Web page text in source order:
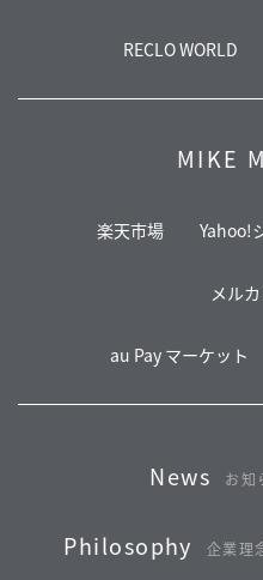
RECLO WORLD
MIKE
楽天市場 Yahoo!
メル
au Pay マーケット
News お知
Philosophy 企業理